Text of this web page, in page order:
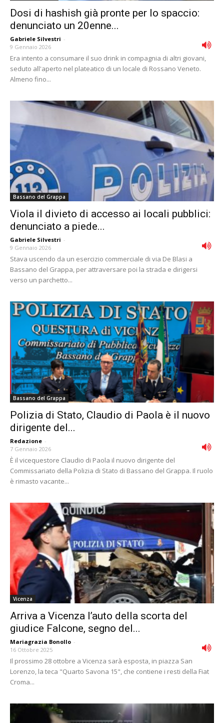
Dosi di hashish già pronte per lo spaccio:
denunciato un 20enne...
Gabriele Silvestri -
9 Gennaio 2026
Era intento a consumare il suo drink in compagnia di altri giovani,
seduto all'aperto nel plateatico di un locale di Rossano Veneto.
Almeno fino...
Bassano del Grappa
Viola il divieto di accesso ai locali pubblici:
denunciato a piede...
Gabriele Silvestri -
9 Gennaio 2026
Stava uscendo da un esercizio commerciale di via De Blasi a
Bassano del Grappa, per attraversare poi la strada e dirigersi
verso un parchetto...
Bassano del Grappa
Polizia di Stato, Claudio di Paola è il nuovo
dirigente del...
Redazione -
7 Gennaio 2026
È il vicequestore Claudio di Paola il nuovo dirigente del
Commissariato della Polizia di Stato di Bassano del Grappa. Il ruolo
è rimasto vacante...
Vicenza
Arriva a Vicenza l’auto della scorta del
giudice Falcone, segno del...
Mariagrazia Bonollo -
16 Ottobre 2025
Il prossimo 28 ottobre a Vicenza sarà esposta, in piazza San
Lorenzo, la teca "Quarto Savona 15", che contiene i resti della Fiat
Croma...